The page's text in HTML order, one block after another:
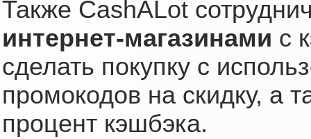
Также CashALot
интернет-магазинами с
сделать покупку с
промокодов на скидку, а
процент кэшбэка.